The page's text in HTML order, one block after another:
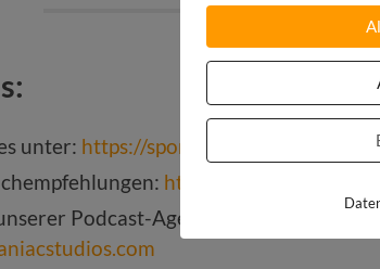
unter: https://sportsmaniac.de/
https://
Podcast-Agentur Maniac Studios: